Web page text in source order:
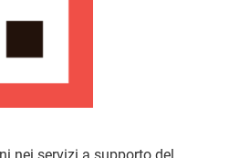
nei servizi a supporto del